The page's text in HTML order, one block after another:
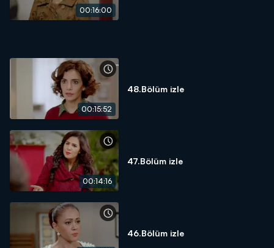
00:16:00
00:15:52
48.Bölüm izle
00:14:16
47.Bölüm izle
46.Bölüm izle